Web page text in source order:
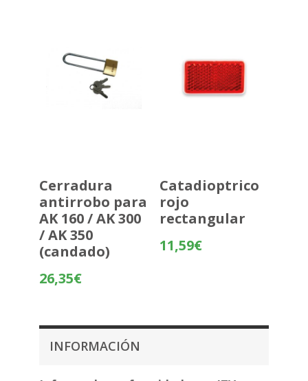
Cerradura
antirrobo para
AK 160 / AK 300
/ AK 350
(candado)
26,35€
Catadioptrico
rojo
rectangular
11,59€
INFORMACIÓN